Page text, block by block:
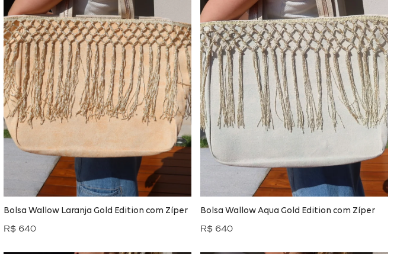
Bolsa Wallow Laranja Gold Edition com Zíper
R$ 640
Bolsa Wallow Aqua Gold Edition com Zíper
R$ 640